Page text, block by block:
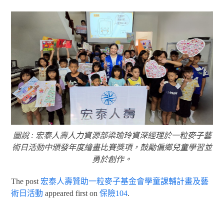
圖說 : 宏泰人壽人力資源部梁瑜玲資深經理於一粒麥子藝
術日活動中頒發年度繪畫比賽獎項，鼓勵偏鄉兒童學習並
勇於創作。
The post 宏泰人壽贊助一粒麥子基金會學童課輔計畫及藝
術日活動 appeared first on保險104.